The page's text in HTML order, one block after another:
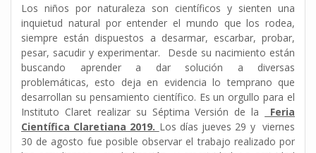
Los niños por naturaleza son científicos y sienten una
inquietud natural por entender el mundo que los rodea,
siempre están dispuestos a desarmar, escarbar, probar,
pesar, sacudir y experimentar. Desde su nacimiento están
buscando aprender a dar solución a diversas
problemáticas, esto deja en evidencia lo temprano que
desarrollan su pensamiento científico. Es un orgullo para el
Instituto Claret realizar su Séptima Versión de la
Feria
Científica Claretiana 2019. Los días jueves 29 y viernes
30 de agosto fue posible observar el trabajo realizado por